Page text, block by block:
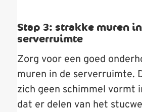
Stap 3: strakke muren
serverruimte
Zorg voor een goed
muren in de serverruimte.
zich geen schimmel vormt
dat er delen van het